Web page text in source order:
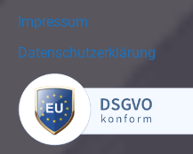
Impressum
Datenschutzerklärung